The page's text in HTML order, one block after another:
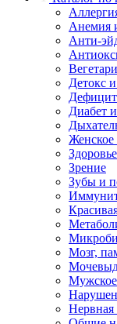
Анемия
Анти-
Детокс
Диабет
Женское
Зрение
Зубы и
Мозг,
Мужское
Нервная